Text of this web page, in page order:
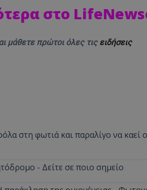
στο
μάθετε πρώτοι όλες τις ειδήσεις
στη φωτιά και παραλίγο να καεί
- Δείτε σε ποιο σημείο